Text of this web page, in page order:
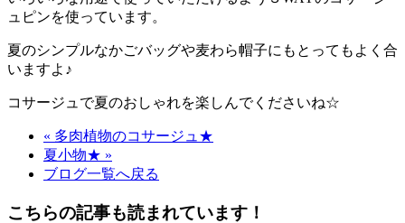
ュピンを使っています。
夏のシンプルなかごバッグや麦わら帽子にもとってもよく合
いますよ♪
コサージュで夏のおしゃれを楽しんでくださいね☆
« 多肉植物のコサージュ★
夏小物★ »
ブログ一覧へ戻る
こちらの記事も読まれています！